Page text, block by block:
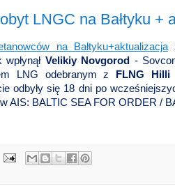
LNGC na Bałtyku +
na Bałtyku+aktualizacja
Velikiy Novgorod -
LNG odebranym z
FLNG Hilli
odbyły się 18 dni po
AIS: BALTIC SEA FOR ORDER /